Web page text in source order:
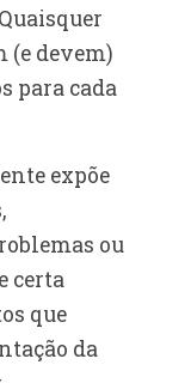
(e devem)
para cada
expõe
ou
certa
que
da